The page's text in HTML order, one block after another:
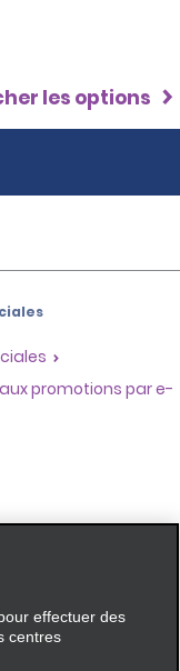
les options
aux promotions par e-
effectuer des
centres